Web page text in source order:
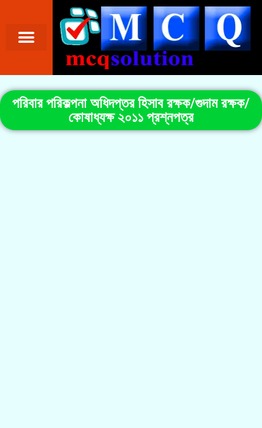
পরিবার পরিকল্পনা অধিদপ্তর হিসাব রক্ষক/গুদাম রক্ষক/
কোষাধ্যক্ষ ২০১১ প্রশ্নপত্র